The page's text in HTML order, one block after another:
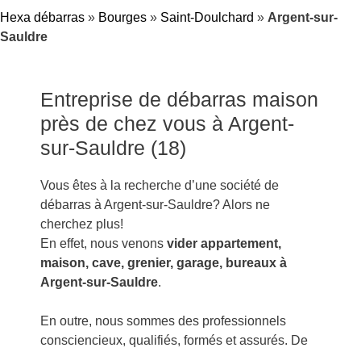
Hexa débarras » Bourges » Saint-Doulchard » Argent-sur-
Sauldre
Entreprise de débarras maison
près de chez vous à Argent-
sur-Sauldre (18)
Vous êtes à la recherche d’une société de
débarras à Argent-sur-Sauldre? Alors ne
cherchez plus!
En effet, nous venons vider appartement,
maison, cave, grenier, garage, bureaux à
Argent-sur-Sauldre.
En outre, nous sommes des professionnels
consciencieux, qualifiés, formés et assurés. De